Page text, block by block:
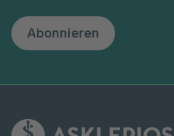
Abonnieren